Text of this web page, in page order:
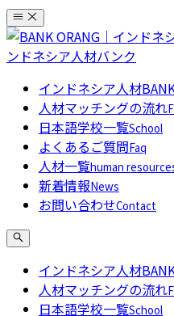
コ
ン
テ
インドネシア人材
人材マッチングの流れ
日本語学校一覧School
よくあるご質問Faq
人材一覧human
新着情報News
お問い合わせContact
インドネシア人材
人材マッチングの流れ
日本語学校一覧School